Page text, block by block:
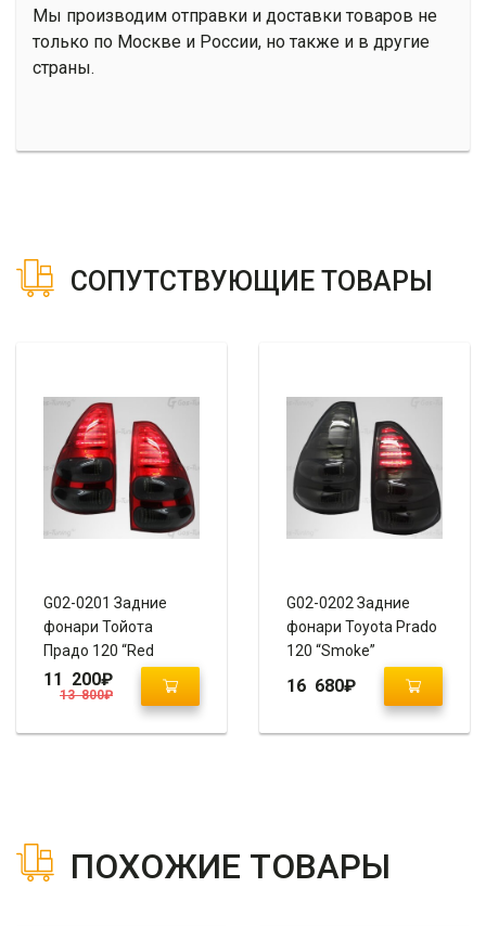
Мы производим отправки и доставки товаров не
только по Москве и России, но также и в другие
страны.
СОПУТСТВУЮЩИЕ ТОВАРЫ
G02-0201 Задние
фонари Тойота
Прадо 120 “Red
Smoke”
13 800₽
11 200₽
G02-0202 Задние
фонари Toyota Prado
120 “Smoke”
16 680₽
ПОХОЖИЕ ТОВАРЫ